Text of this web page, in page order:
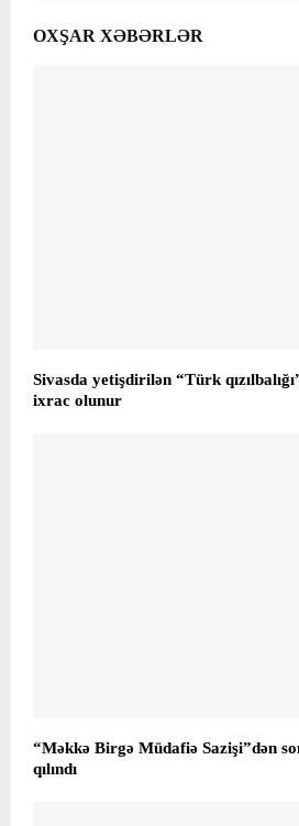
OXŞAR XƏBƏRLƏR
Sivasda yetişdirilən “Türk
ixrac olunur
“Məkkə Birgə Müdafiə Sazişi”dən
qılındı